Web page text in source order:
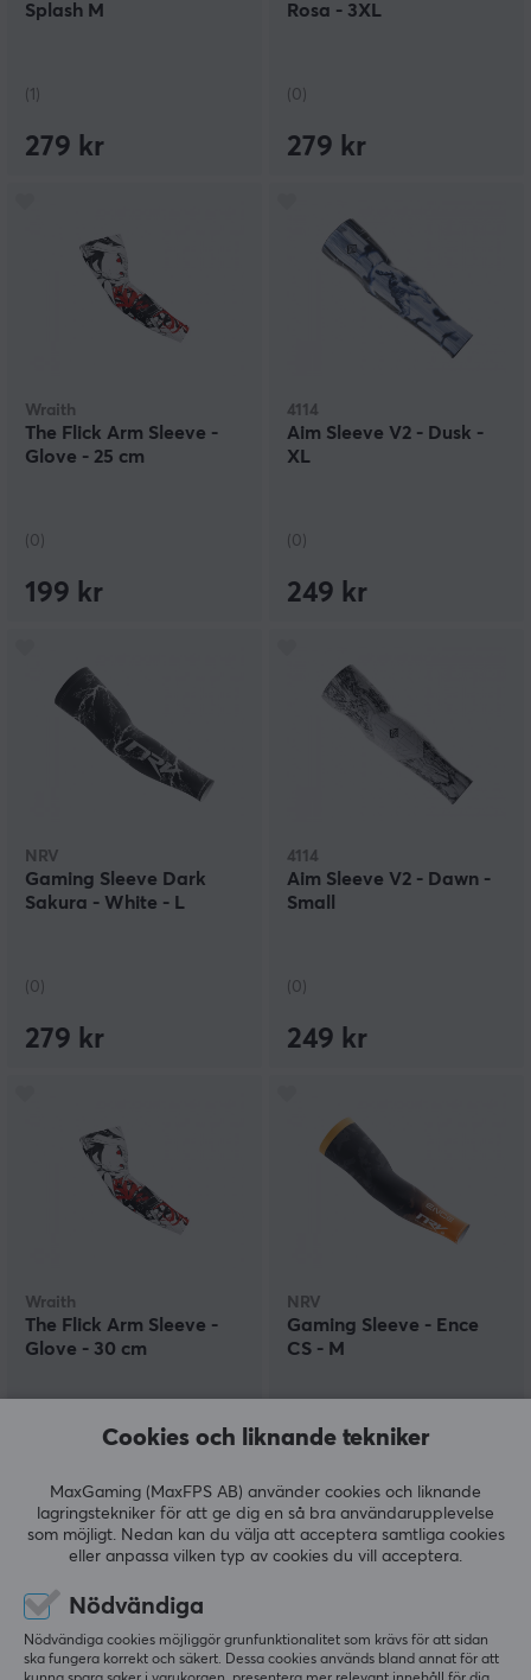
Splash M
(1)
279 kr
Rosa - 3XL
(0)
279 kr
Wraith
The Flick Arm Sleeve -
Glove - 25 cm
(0)
199 kr
4114
Aim Sleeve V2 - Dusk -
XL
(0)
249 kr
NRV
Gaming Sleeve Dark
Sakura - White - L
(0)
279 kr
4114
Aim Sleeve V2 - Dawn -
Small
(0)
249 kr
Wraith
The Flick Arm Sleeve -
Glove - 30 cm
199 kr
NRV
Gaming Sleeve - Ence
CS - M
(0)
229 kr
Cookies och liknande tekniker
MaxGaming (MaxFPS AB) använder cookies och liknande
lagringstekniker för att ge dig en så bra användarupplevelse
som möjligt. Nedan kan du välja att acceptera samtliga cookies
eller anpassa vilken typ av cookies du vill acceptera.
Nödvändiga
Nödvändiga cookies möjliggör grunfunktionalitet som krävs för att sidan
ska fungera korrekt och säkert. Dessa cookies används bland annat för att